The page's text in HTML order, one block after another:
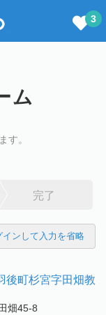
3
ム
す。
完了
ンして入力を省略
後町杉宮字田畑教
畑45-8